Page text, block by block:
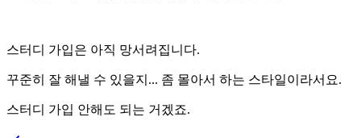
스터디 가입은 아직 망서려집니다.
꾸준히 잘 해낼 수 있을지... 좀 몰아서 하는 스타일이라서요.
스터디 가입 안해도 되는 거겠죠.